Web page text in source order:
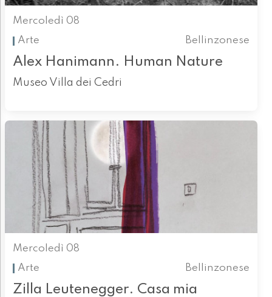
Mercoledì 08
Arte
Bellinzonese
Alex Hanimann. Human Nature
Museo Villa dei Cedri
Mercoledì 08
Arte
Bellinzonese
Zilla Leutenegger. Casa mia